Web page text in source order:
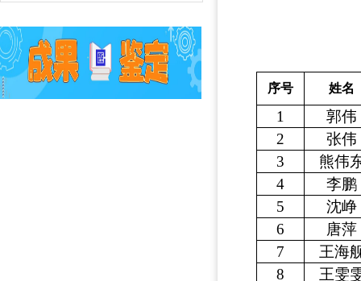
序号 姓名
1
郭伟
2
张伟
3
熊伟
4
李鹏
5
沈峥
6
唐萍
7
王海
8
王雯